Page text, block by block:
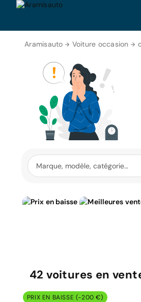
Aramisauto Voiture occasion
42voitures en
PRIX EN BAISSE (-200 €)